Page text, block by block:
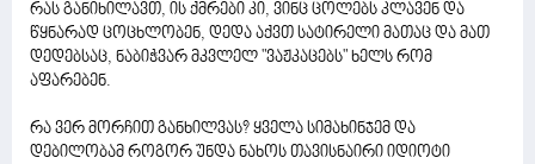
რას განიხილავთ, ის ქმრები კი, ვინც ცოლებს კლავენ და
წყნარად ცოცხლობენ, დედა აქვთ სატირელი მათაც და მათ
დედებსაც, ნაბიჭვარ მკვლელ "ვაჟკაცებს" ხელს რომ
აფარებენ.
რა ვერ მორჩით განხილვას? ყველა სიმახინჯემ და
დებილობამ როგორ უნდა ნახოს თავისნაირი იდიოტი